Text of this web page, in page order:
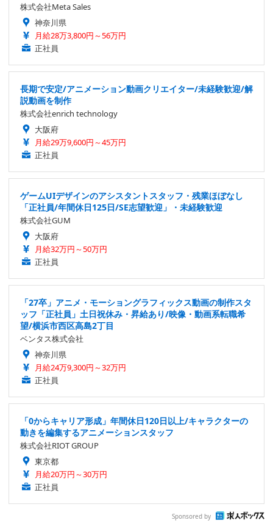
株式会社Meta Sales
神奈川県
月給28万3,800円～56万円
正社員
長期で安定/アニメーション動画クリエイター/未経験歓迎/解
説動画を制作
株式会社enrich technology
大阪府
月給29万9,600円～45万円
正社員
ゲームUIデザインのアシスタントスタッフ・残業ほぼなし
「正社員/年間休日125日/SE志望歓迎」・未経験歓迎
株式会社GUM
大阪府
月給32万円～50万円
正社員
「27卒」アニメ・モーショングラフィックス動画の制作スタ
ッフ「正社員」土日祝休み・昇給あり/映像・動画系転職希
望/横浜市西区高島2丁目
ベンタス株式会社
神奈川県
月給24万9,300円～32万円
正社員
「0からキャリア形成」年間休日120日以上/キャラクターの
動きを編集するアニメーションスタッフ
株式会社RIOT GROUP
東京都
月給20万円～30万円
正社員
Sponsored by